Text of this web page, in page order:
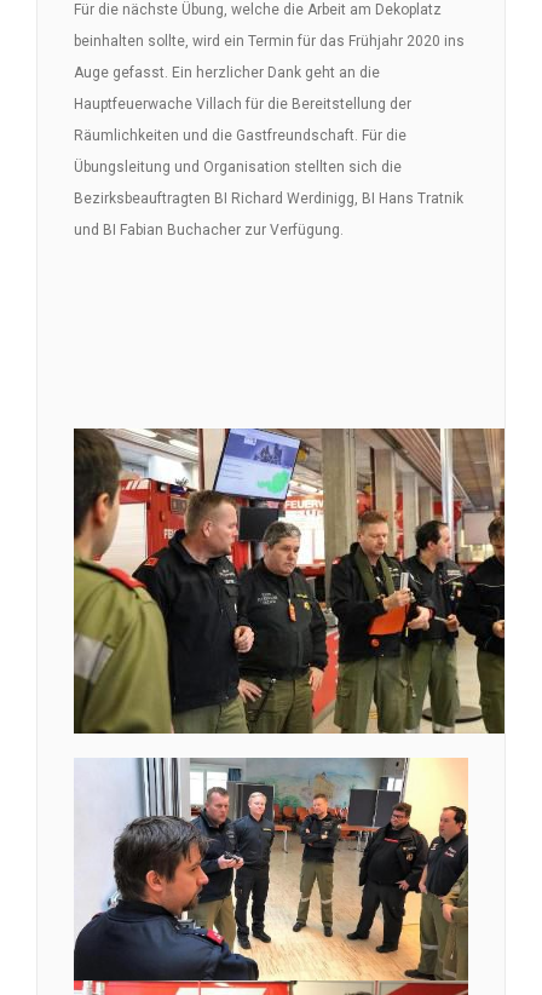
Für die nächste Übung, welche die Arbeit am Dekoplatz
beinhalten sollte, wird ein Termin für das Frühjahr 2020 ins
Auge gefasst. Ein herzlicher Dank geht an die
Hauptfeuerwache Villach für die Bereitstellung der
Räumlichkeiten und die Gastfreundschaft. Für die
Übungsleitung und Organisation stellten sich die
Bezirksbeauftragten BI Richard Werdinigg, BI Hans Tratnik
und BI Fabian Buchacher zur Verfügung.